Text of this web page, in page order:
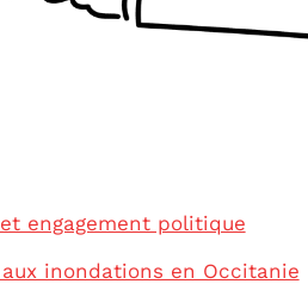
engagement politique
inondations en Occitanie